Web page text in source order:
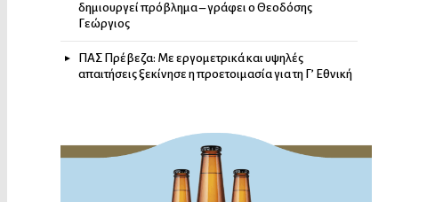
δημιουργεί πρόβλημα – γράφει ο Θεοδόσης
Γεώργιος
ΠΑΣ Πρέβεζα: Με εργομετρικά και υψηλές
απαιτήσεις ξεκίνησε η προετοιμασία για τη Γ’ Εθνική